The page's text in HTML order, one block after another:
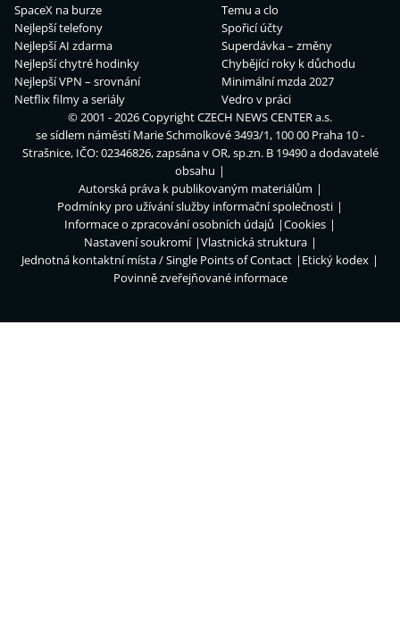
SpaceX na burze
Nejlepší telefony
Nejlepší AI zdarma
Nejlepší chytré hodinky
Nejlepší VPN – srovnání
Netflix filmy a seriály
Temu a clo
Spořicí účty
Superdávka – změny
Chybějící roky k důchodu
Minimální mzda 2027
Vedro v práci
© 2001 - 2026 CopyrightCZECH NEWS CENTER a.s.
se sídlem náměstí Marie Schmolkové 3493/1, 100 00 Praha 10 -
Strašnice, IČO: 02346826, zapsána v OR, sp.zn. B 19490 a dodavatelé
obsahu
Autorská práva k publikovaným materiálům
Podmínky pro užívání služby informační společnosti
Informace o zpracování osobních údajů
Cookies
Nastavení soukromí
Vlastnická struktura
Jednotná kontaktní místa / Single Points of Contact
Etický kodex
Povinně zveřejňované informace